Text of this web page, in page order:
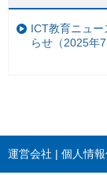
ICT教育ニュ
らせ（2025年7
運営会社 個人情